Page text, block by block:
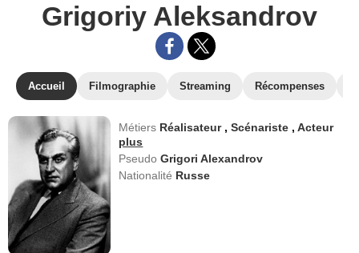
Grigoriy Aleksandrov
Accueil Filmographie Streaming Récompenses
Métiers Réalisateur ,Scénariste ,Acteur
plus
PseudoGrigori Alexandrov
Nationalité Russe